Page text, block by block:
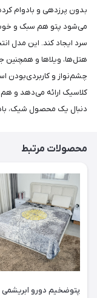
می‌شود پتو هم سبک و
سرد ایجاد کند. این مدل
هتل‌ها، ویلاها و همچنین
چشم‌نواز و کاربردی‌بودن
کلاسیک ارائه می‌دهد و
دنبال یک محصول شیک،
محصولات مرتبط
پتوضخیم دورو ابریشمی